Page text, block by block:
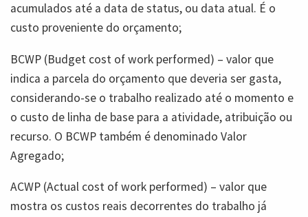
acumulados até a data de status, ou data atual. É o
custo proveniente do orçamento;
BCWP (Budget cost of work performed) – valor que
indica a parcela do orçamento que deveria ser gasta,
considerando-se o trabalho realizado até o momento e
o custo de linha de base para a atividade, atribuição ou
recurso. O BCWP também é denominado Valor
Agregado;
ACWP (Actual cost of work performed) – valor que
mostra os custos reais decorrentes do trabalho já